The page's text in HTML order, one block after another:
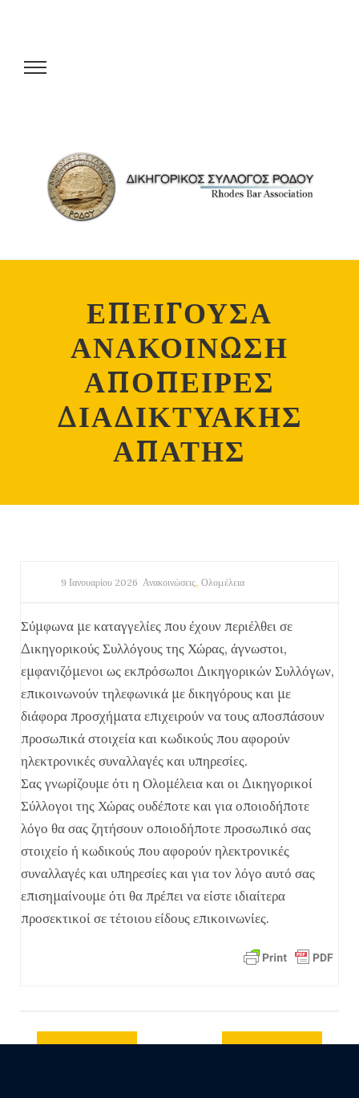
ΕΠΕΙΓΟΥΣΑ
ΑΝΑΚΟΙΝΩΣΗ
ΑΠΟΠΕΙΡΕΣ
ΔΙΑΔΙΚΤΥΑΚΗΣ
ΑΠΑΤΗΣ
9 Ιανουαρίου 2026 Ανακοινώσεις, Ολομέλεια
Σύμφωνα με καταγγελίες που έχουν περιέλθει σε
Δικηγορικούς Συλλόγους της Χώρας, άγνωστοι,
εμφανιζόμενοι ως εκπρόσωποι Δικηγορικών Συλλόγων,
επικοινωνούν τηλεφωνικά με δικηγόρους και με
διάφορα προσχήματα επιχειρούν να τους αποσπάσουν
προσωπικά στοιχεία και κωδικούς που αφορούν
ηλεκτρονικές συναλλαγές και υπηρεσίες.
Σας γνωρίζουμε ότι η Ολομέλεια και οι Δικηγορικοί
Σύλλογοι της Χώρας ουδέποτε και για οποιοδήποτε
λόγο θα σας ζητήσουν οποιοδήποτε προσωπικό σας
στοιχείο ή κωδικούς που αφορούν ηλεκτρονικές
συναλλαγές και υπηρεσίες και για τον λόγο αυτό σας
επισημαίνουμε ότι θα πρέπει να είστε ιδιαίτερα
προσεκτικοί σε τέτοιου είδους επικοινωνίες.